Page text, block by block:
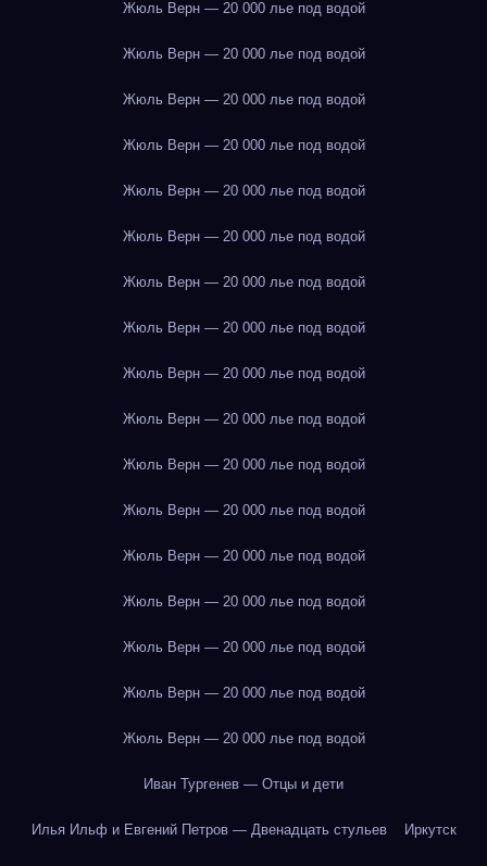
Жюль Верн — 20 000 лье под водой
Жюль Верн — 20 000 лье под водой
Жюль Верн — 20 000 лье под водой
Жюль Верн — 20 000 лье под водой
Жюль Верн — 20 000 лье под водой
Жюль Верн — 20 000 лье под водой
Жюль Верн — 20 000 лье под водой
Жюль Верн — 20 000 лье под водой
Жюль Верн — 20 000 лье под водой
Жюль Верн — 20 000 лье под водой
Жюль Верн — 20 000 лье под водой
Жюль Верн — 20 000 лье под водой
Жюль Верн — 20 000 лье под водой
Жюль Верн — 20 000 лье под водой
Жюль Верн — 20 000 лье под водой
Жюль Верн — 20 000 лье под водой
Жюль Верн — 20 000 лье под водой
Иван Тургенев — Отцы и дети
Илья Ильф и Евгений Петров — Двенадцать стульев Иркутск